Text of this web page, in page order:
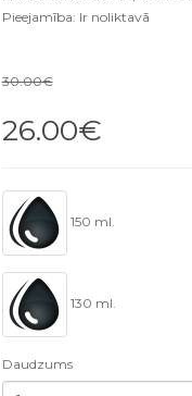
Pieejamība: Ir noliktavā
30.00€
26.00€
150 ml.
130 ml.
Daudzums